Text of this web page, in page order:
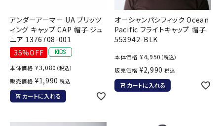
アンダーアーマー UA ブリッツ
ィング キャップ CAP 帽子 ジュ
ニア 1376708-001
35%OFF
本体価格 ¥3,080 （税込）
販売価格 ¥1,990 税込
カートに入れる
オーシャンパシフィック Ocean
Pacific フライトキャップ 帽子
553942-BLK
本体価格 ¥4,950 （税込）
販売価格 ¥2,990 税込
カートに入れる